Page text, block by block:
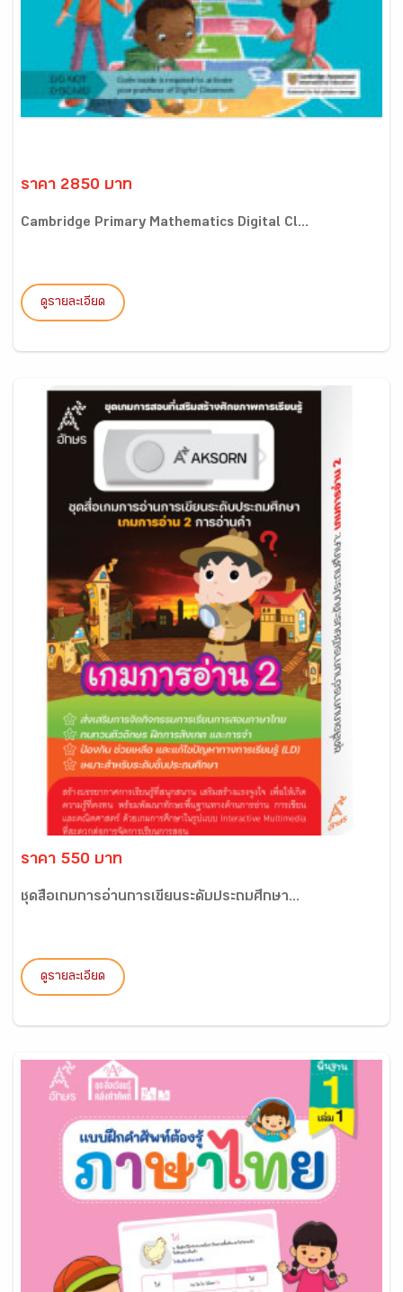
ราคา 2850 บาท
Cambridge Primary Mathematics Digital Cl...
ดูรายละเอียด
ราคา 550 บาท
ชุดสื่อเกมการอ่านการเขียนระดับประถมศึกษา...
ดูรายละเอียด